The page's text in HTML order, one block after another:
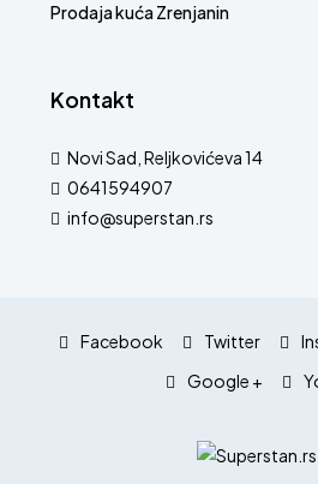
Prodaja kuća Zrenjanin
Kontakt
Novi Sad, Reljkovićeva 14
0641594907
info@superstan.rs
Facebook Twitter
Google +